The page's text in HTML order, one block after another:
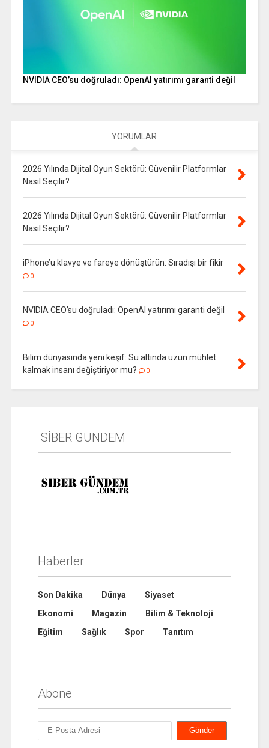
NVIDIA CEO’su doğruladı: OpenAI yatırımı garanti değil
YORUMLAR
2026 Yılında Dijital Oyun Sektörü: Güvenilir Platformlar
Nasıl Seçilir?
2026 Yılında Dijital Oyun Sektörü: Güvenilir Platformlar
Nasıl Seçilir?
iPhone’u klavye ve fareye dönüştürün: Sıradışı bir fikir
0
NVIDIA CEO’su doğruladı: OpenAI yatırımı garanti değil
0
Bilim dünyasında yeni keşif: Su altında uzun mühlet
kalmak insanı değiştiriyor mu?
0
SİBER GÜNDEM
Haberler
Son Dakika Dünya
Siyaset
Ekonomi
Magazin
Bilim & Teknoloji
Eğitim
Sağlık Spor Tanıtım
Abone